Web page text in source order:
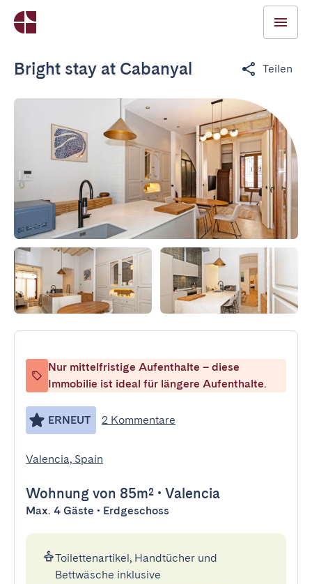
Bright stay at Cabanyal Teilen
Nur mittelfristige Aufenthalte – diese
Immobilie ist ideal für längere Aufenthalte.
ERNEUT 2 Kommentare
Valencia, Spain
Wohnung von 85m² • Valencia
Max. 4 Gäste • Erdgeschoss
Toilettenartikel, Handtücher und
Bettwäsche inklusive